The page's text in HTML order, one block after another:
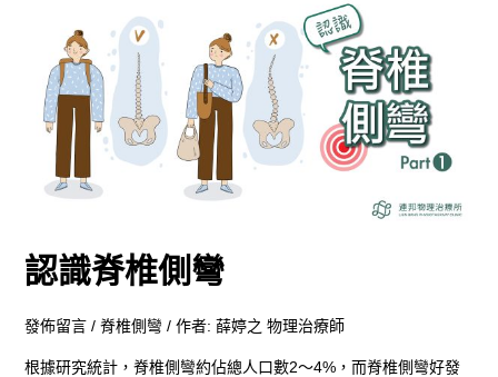
認識脊椎側彎
發佈留言 / 脊椎側彎 / 作者: 薛婷之 物理治療師
根據研究統計，脊椎側彎約佔總人口數2～4%，而脊椎側彎好發